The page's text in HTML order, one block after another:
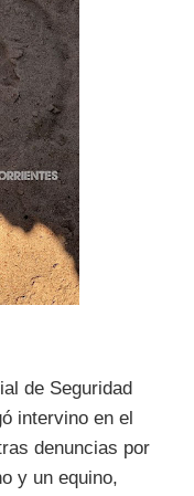
de Seguridad
intervino en el
denuncias por
y un equino,